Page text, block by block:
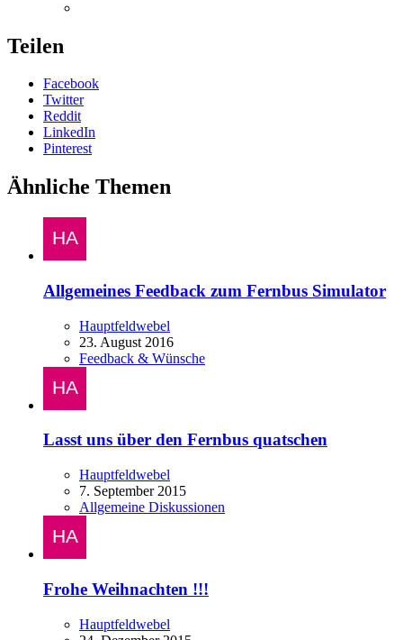
Teilen
Facebook
Twitter
Reddit
LinkedIn
Pinterest
Ähnliche Themen
Allgemeines Feedback zum Fernbus Simulator
Hauptfeldwebel
23. August 2016
Feedback & Wünsche
Lasst uns über den Fernbus quatschen
Hauptfeldwebel
7. September 2015
Allgemeine Diskussionen
Frohe Weihnachten !!!
Hauptfeldwebel